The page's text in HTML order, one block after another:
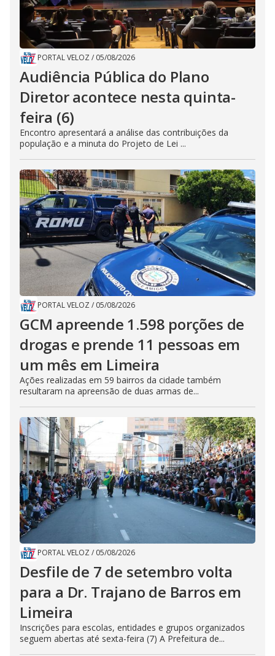
PORTAL VELOZ / 05/08/2026
Audiência Pública do Plano
Diretor acontece nesta quinta-
feira (6)
Encontro apresentará a análise das contribuições da
população e a minuta do Projeto de Lei ...
PORTAL VELOZ / 05/08/2026
GCM apreende 1.598 porções de
drogas e prende 11 pessoas em
um mês em Limeira
Ações realizadas em 59 bairros da cidade também
resultaram na apreensão de duas armas de...
PORTAL VELOZ / 05/08/2026
Desfile de 7 de setembro volta
para a Dr. Trajano de Barros em
Limeira
Inscrições para escolas, entidades e grupos organizados
seguem abertas até sexta-feira (7) A Prefeitura de...